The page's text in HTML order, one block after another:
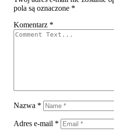
pola są oznaczone *
Komentarz *
Nazwa *
Adres e-mail *